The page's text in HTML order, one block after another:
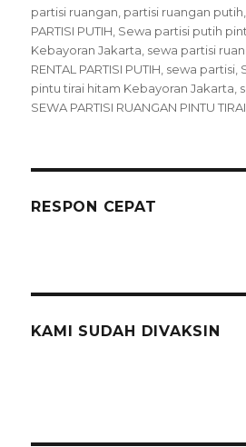
on
partisi ruangan partisi ruangan putih
PARTISI PUTIH Sewa partisi putih
Kebayoran Jakarta sewa partisi
RENTAL PARTISI PUTIH sewa partisi
pintu tirai hitam Kebayoran Jakarta
SEWA PARTISI RUANGAN PINTU
RESPON CEPAT
KAMI SUDAH DIVAKSIN